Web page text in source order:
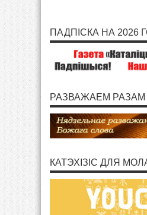
ПАДПІСКА НА 2026
РАЗВАЖАЕМ РАЗАМ
КАТЭХІЗІС ДЛЯ